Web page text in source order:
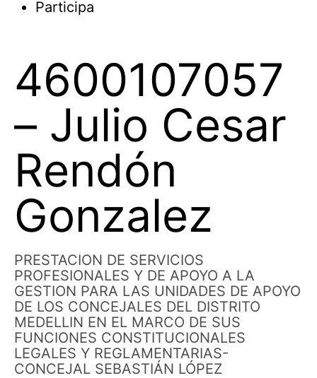
Participa
4600107057
– Julio Cesar
Rendón
Gonzalez
PRESTACION DE SERVICIOS
PROFESIONALES Y DE APOYO A LA
GESTION PARA LAS UNIDADES DE APOYO
DE LOS CONCEJALES DEL DISTRITO
MEDELLIN EN EL MARCO DE SUS
FUNCIONES CONSTITUCIONALES
LEGALES Y REGLAMENTARIAS-
CONCEJAL SEBASTIÁN LÓPEZ